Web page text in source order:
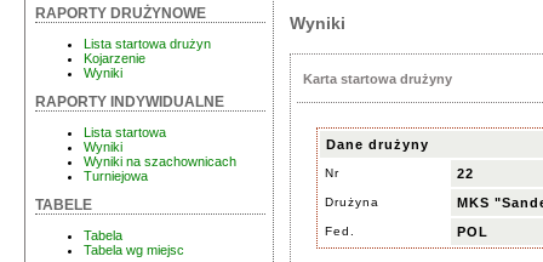
RAPORTY DRUŻYNOWE
Lista startowa drużyn
Kojarzenie
Wyniki
RAPORTY INDYWIDUALNE
Lista startowa
Wyniki
Wyniki na szachownicach
Turniejowa
TABELE
Tabela
Tabela wg miejsc
Wyniki
Karta startowa drużyny
Dane drużyny
Nr 22
Drużyna MKS
Fed. POL